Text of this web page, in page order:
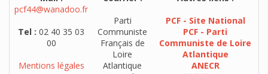
pcf44@wanadoo.fr
Tel : 02 40 35 03
00
Mentions légales
Parti
Communiste
Français de
Loire
Atlantique
PCF - Site National
PCF - Parti
Communiste de Loire
Atlantique
ANECR